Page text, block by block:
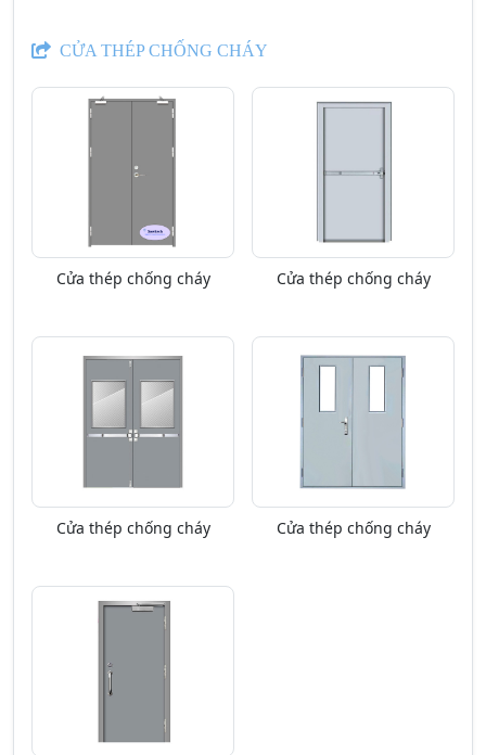
CỬA THÉP CHỐNG CHÁY
Cửa thép chống cháy Cửa thép chống cháy
Cửa thép chống cháy Cửa thép chống cháy